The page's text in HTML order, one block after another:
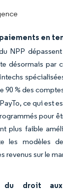
en
NPP
désormais par
90 % des
ce qui est
pour
plus faible
les modèles
revenus sur le
droit aux